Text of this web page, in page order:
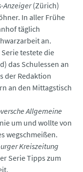
Anzeiger(Zürich)
In aller Frühe
täglich
an.
testete die
das Schulessen an
der Redaktion
an den Mittagstisch
Allgemeine
um und wollte von
wegschmeißen.
Kreiszeitung
Serie Tipps zum